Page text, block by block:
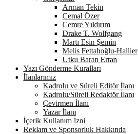
Arman Tekin
Cemal Özer
Cemre Yıldırım
Drake T. Wolfgang
Martı Esin Şemin
Melis Fettahoğlu-Hallier
Utku Baran Ertan
Yazı Gönderme Kuralları
İlanlarımız
Kadrolu ve Süreli Editör İlanı
Kadrolu/Süreli Redaktör İlanı
Çevirmen İlanı
Yazar İlanı
İçerik Kullanım İzni
Reklam ve Sponsorluk Hakkında